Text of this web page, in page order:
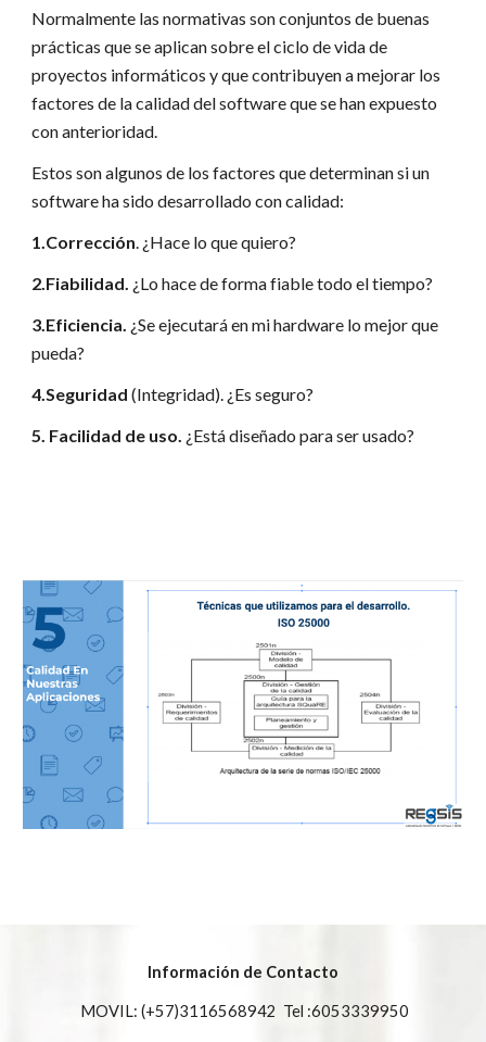
Normalmente las normativas son conjuntos de buenas
prácticas que se aplican sobre el ciclo de vida de
proyectos informáticos y que contribuyen a mejorar los
factores de la calidad del software que se han expuesto
con anterioridad.
Estos son algunos de los factores que determinan si un
software ha sido desarrollado con calidad:
1.Corrección. ¿Hace lo que quiero?
2.Fiabilidad. ¿Lo hace de forma fiable todo el tiempo?
3.Eficiencia. ¿Se ejecutará en mi hardware lo mejor que
pueda?
4.Seguridad (Integridad). ¿Es seguro?
5. Facilidad de uso. ¿Está diseñado para ser usado?
Información de Contacto
MOVIL: (+57)3116568942 Tel :6053339950